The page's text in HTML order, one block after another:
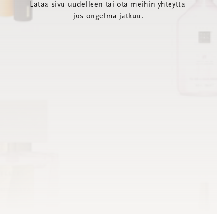
Lataa sivu uudelleen tai ota meihin yhteyttä,
jos ongelma jatkuu.